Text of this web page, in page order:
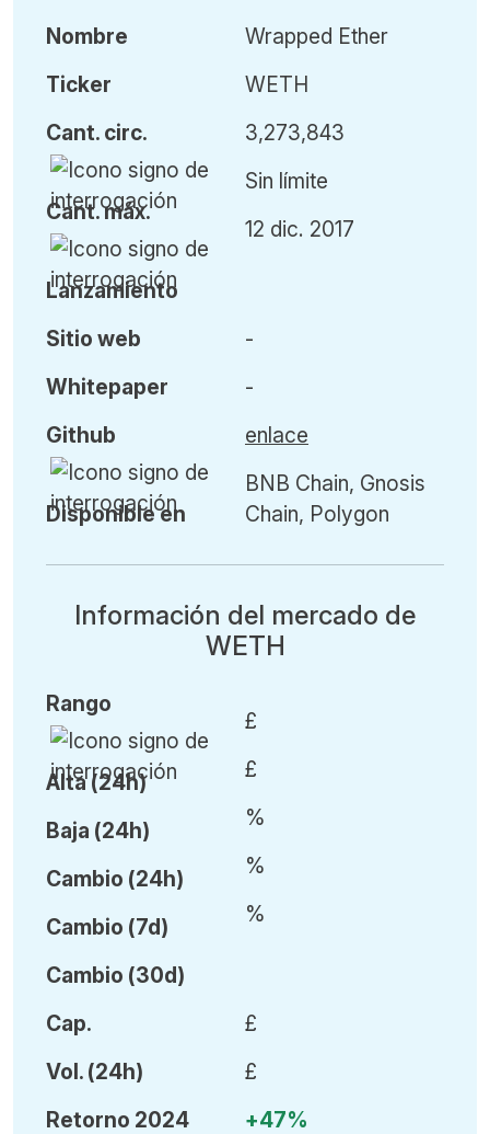
Nombre
Ticker
Cant. circ.
Cant.máx.
Lanzamiento
Wrapped Ether
WETH
3,273,843
Sin límite
12 dic. 2017
Sitio web
Whitepaper
Github
Disponible en
-
-
enlace
BNB Chain, Gnosis
Chain, Polygon
Información del mercado de
WETH
Rango
Alta (24h)
Baja (24h)
Cambio (24h)
Cambio (7d)
Cambio (30d)
£
£
%
%
%
Cap.
Vol. (24h)
Retorno 2024
£
£
+47%